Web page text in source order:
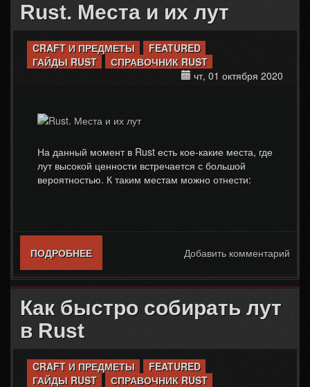
Rust. Места и их лут
CRAFT И ПРЕДМЕТЫ
FEATURED
ГАЙДЫ RUST
СПРАВОЧНИК RUST
чт, 01 октября 2020
На данный момент в Rust есть кое-какие места, где
лут высокой ценности встречается с большой
вероятностью. К таким местам можно отнести:
ПОДРОБНЕЕО RUST. МЕСТА И ИХ ЛУТДобавить комментарий
Как быстро собирать лут
в Rust
CRAFT И ПРЕДМЕТЫ
FEATURED
ГАЙДЫ RUST
СПРАВОЧНИК RUST